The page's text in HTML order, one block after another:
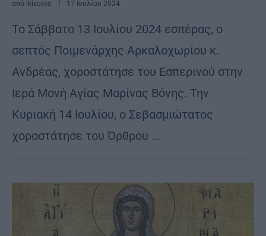
από ikivotos 17 Ιουλίου 2024
Το Σάββατο 13 Ιουλίου 2024 εσπέρας, ο
σεπτός Ποιμενάρχης Αρκαλοχωρίου κ.
Ανδρέας, χοροστάτησε του Εσπερινού στην
Ιερά Μονή Αγίας Μαρίνας Βόνης. Την
Κυριακή 14 Ιουλίου, ο Σεβασμιώτατος
χοροστάτησε του Όρθρου …